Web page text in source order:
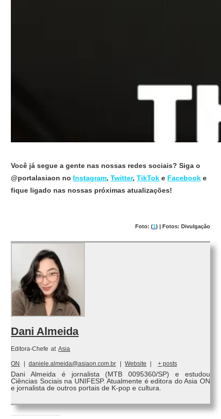
Você já segue a gente nas nossas redes sociais? Siga o
@portalasiaon no Instagram,Twitter, TikTok e Facebook e
fique ligado nas nossas próximas atualizações!
Foto: (1) | Fotos: Divulgação
Dani Almeida
Editora-Chefe at Asia
ON | daniele.almeida@asiaon.com.br | Website | + posts
Dani Almeida é jornalista (MTB 0095360/SP) e estudou
Ciências Sociais na UNIFESP. Atualmente é editora do Asia ON
e jornalista de outros portais de K-pop e cultura.